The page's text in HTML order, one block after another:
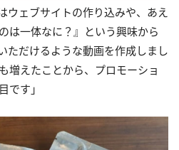
ウェブサイトの作り込みや、あえ
は一体なに？』という興味から
ただけるような動画を作成しまし
増えたことから、プロモーショ
です」